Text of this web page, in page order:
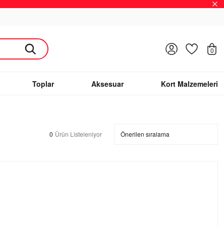
Giriş Yap 0
Toplar Aksesuar Kort Malzemeleri
0 Ürün Listeleniyor